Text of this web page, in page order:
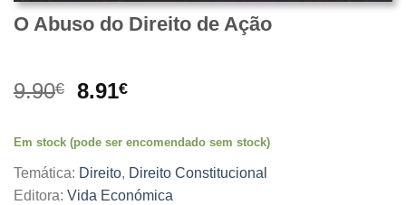
O Abuso do Direito de Ação
9.90€
O
original
9.90€.
8.91€O
8.91€.
Em stock (pode ser encomendado sem stock)
Temática: Direito, Direito Constitucional
Editora: Vida Económica